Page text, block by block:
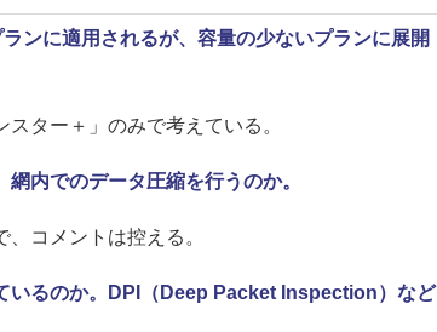
ンに適用されるが、容量の少ないプランに展開
ター＋」のみで考えている。
内でのデータ圧縮を行うのか。
コメントは控える。
いるのか。DPI（Deep Packet Inspection）など